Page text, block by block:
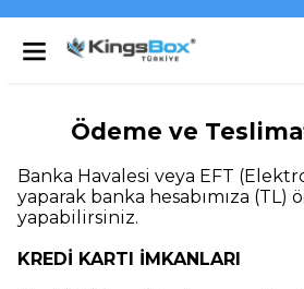
Ödeme ve
Banka Havalesi veya EFT
yaparak banka hesabımıza (TL)
yapabilirsiniz.
KREDİ KARTI İMKANLARI